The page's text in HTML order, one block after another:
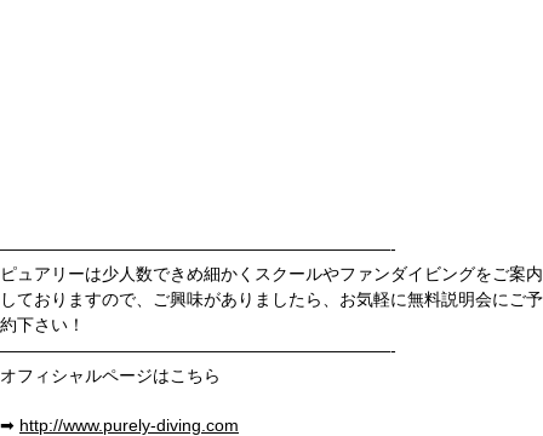
———————————————————————-
ピュアリーは少人数できめ細かくスクールやファンダイビングをご案内
しておりますので、ご興味がありましたら、お気軽に無料説明会にご予
約下さい！
———————————————————————-
オフィシャルページはこちら
➡︎ http://www.purely-diving.com